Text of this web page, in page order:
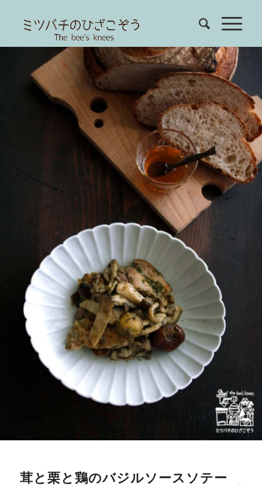
茸と栗と鶏のバジルソースソテー